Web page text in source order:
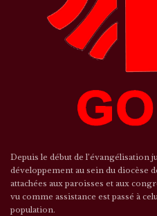
Depuis le début de l’évangélisation
développement au sein du diocèse
attachées aux paroisses et aux
vu comme assistance est passé à
population.